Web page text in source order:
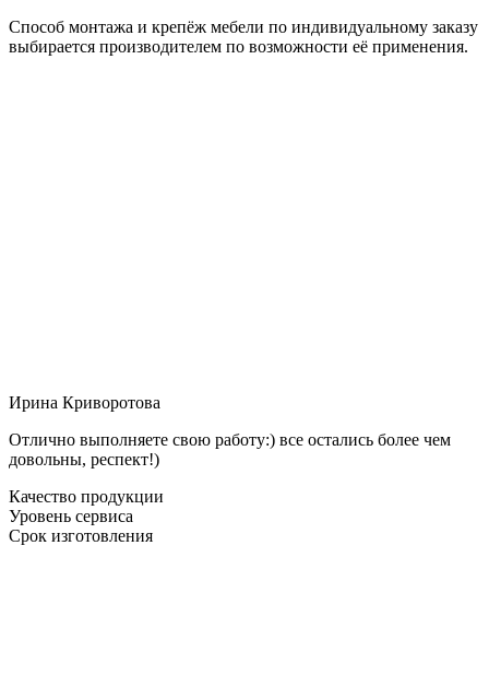
Способ монтажа и крепёж мебели по индивидуальному заказу
выбирается производителем по возможности её применения.
Ирина Криворотова
Отлично выполняете свою работу:) все остались более чем
довольны, респект!)
Качество продукции
Уровень сервиса
Срок изготовления